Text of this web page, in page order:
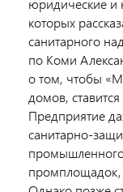
юридические и
которых
санитарного
по Коми
о том, чтобы
домов,
Предприятие
санитарно-
промышленного
промплощадок,